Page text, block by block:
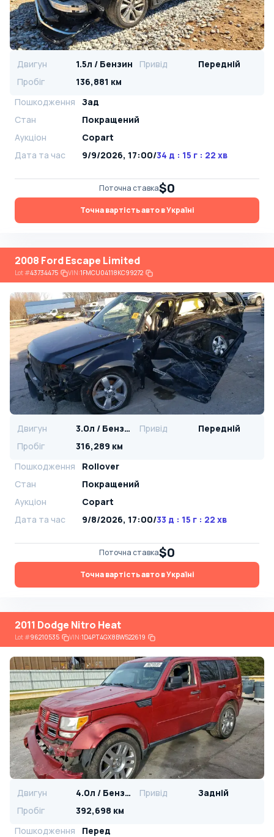
Двигун 1.5л / Бензин Привід
Передній
Пробіг
136,881 км
Пошкодження
Зад
Стан
Покращений
Аукціон
Copart
Дата та час
9/9/2026, 17:00/34 д : 15 г : 22 хв
Поточна ставка$0
Точна вартість авто в Україні
2008 Ford Escape Limited
Lot#43734475 VIN:1FMCU04118KC99272
Двигун 3.0л / Бензин Привід
Передній
Пробіг
316,289 км
Пошкодження
Rollover
Стан
Покращений
Аукціон
Copart
Дата та час
9/8/2026, 17:00/33 д : 15 г : 22 хв
Поточна ставка$0
Точна вартість авто в Україні
2011 Dodge Nitro Heat
Lot#96210535 VIN:1D4PT4GX8BW522619
Двигун 4.0л / Бензин Привід
Задній
Пробіг
392,698 км
Пошкодження
Перед